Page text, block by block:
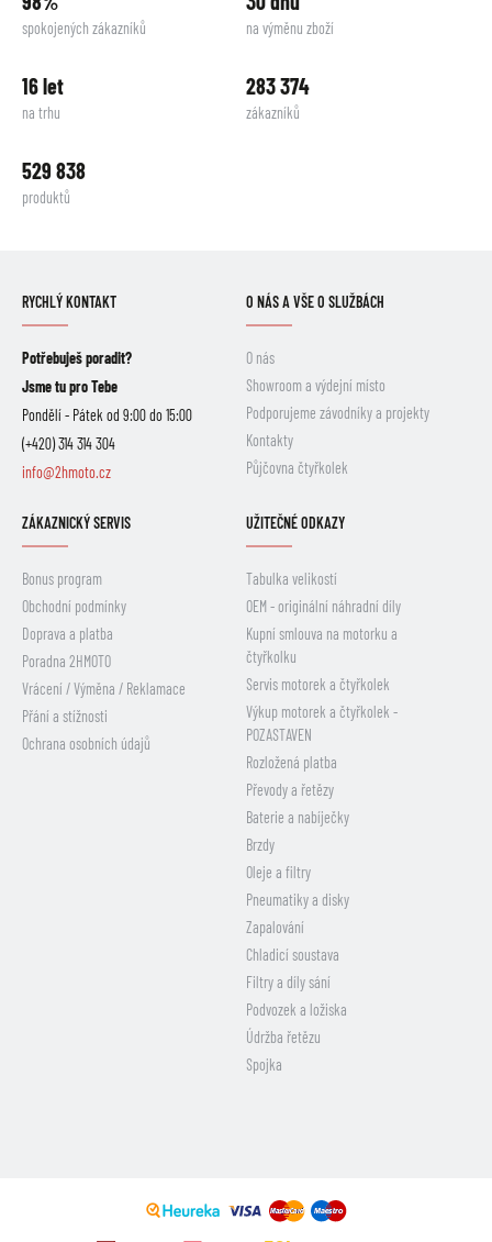
spokojených zákazníků na výměnu zboží
16 let
na trhu
283 374
zákazníků
529 838
produktů
RYCHLÝ KONTAKT
Potřebuješ poradit?
Jsme tu pro Tebe
Pondělí - Pátek od 9:00 do 15:00
(+420) 314 314 304
info@2hmoto.cz
O NÁS A VŠE O SLUŽBÁCH
O nás
Showroom a výdejní místo
Podporujeme závodníky a projekty
Kontakty
Půjčovna čtyřkolek
ZÁKAZNICKÝ SERVIS
Bonus program
Obchodní podmínky
Doprava a platba
Poradna 2HMOTO
Vrácení / Výměna / Reklamace
Přání a stížnosti
Ochrana osobních údajů
UŽITEČNÉ ODKAZY
Tabulka velikostí
OEM - originální náhradní díly
Kupní smlouva na motorku a
čtyřkolku
Servis motorek a čtyřkolek
Výkup motorek a čtyřkolek -
POZASTAVEN
Rozložená platba
Převody a řetězy
Baterie a nabíječky
Brzdy
Oleje a filtry
Pneumatiky a disky
Zapalování
Chladicí soustava
Filtry a díly sání
Podvozek a ložiska
Údržba řetězu
Spojka